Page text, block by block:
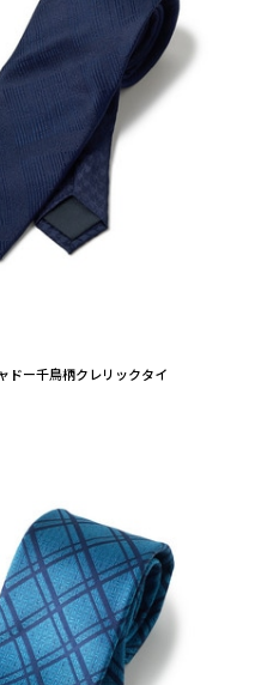
ドー千鳥柄クレリックタイ